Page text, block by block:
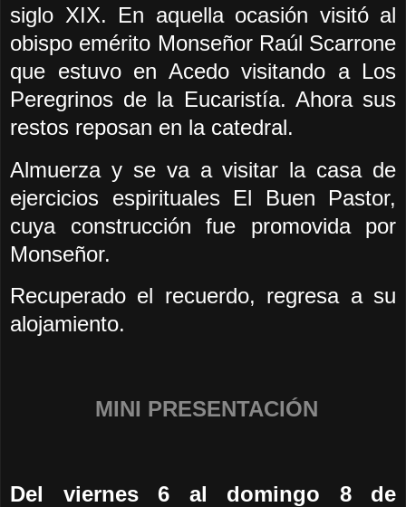
siglo XIX. En aquella ocasión visitó al
obispo emérito Monseñor Raúl Scarrone
que estuvo en Acedo visitando a Los
Peregrinos de la Eucaristía. Ahora sus
restos reposan en la catedral.
Almuerza y se va a visitar la casa de
ejercicios espirituales El Buen Pastor,
cuya construcción fue promovida por
Monseñor.
Recuperado el recuerdo, regresa a su
alojamiento.
MINI PRESENTACIÓN
Del viernes 6 al domingo 8 de